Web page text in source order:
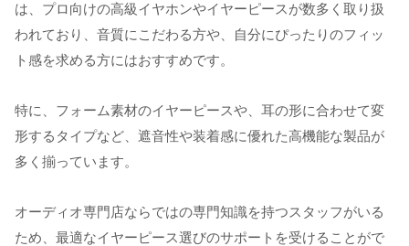
は、プロ向けの高級イヤホンやイヤーピースが数多く取り扱
われており、音質にこだわる方や、自分にぴったりのフィッ
ト感を求める方にはおすすめです。
特に、フォーム素材のイヤーピースや、耳の形に合わせて変
形するタイプなど、遮音性や装着感に優れた高機能な製品が
多く揃っています。
オーディオ専門店ならではの専門知識を持つスタッフがいる
ため、最適なイヤーピース選びのサポートを受けることがで